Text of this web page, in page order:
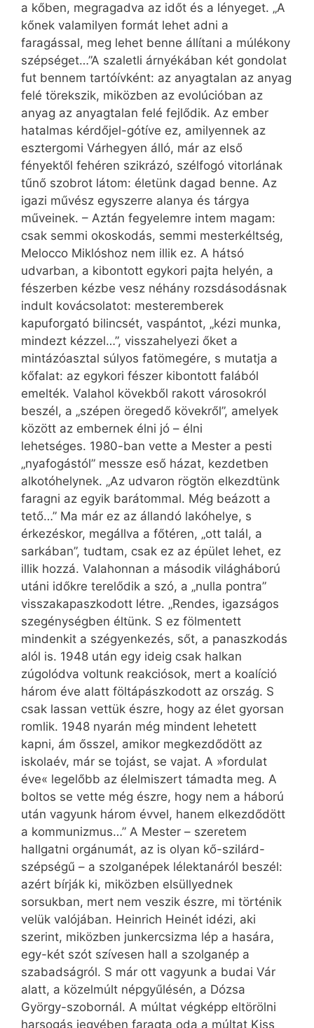
a kőben, megragadva az időt és a lényeget. „A
kőnek valamilyen formát lehet adni a
faragással, meg lehet benne állítani a múlékony
szépséget…”A szaletli árnyékában két gondolat
fut bennem tartóívként: az anyagtalan az anyag
felé törekszik, miközben az evolúcióban az
anyag az anyagtalan felé fejlődik. Az ember
hatalmas kérdőjel-gótíve ez, amilyennek az
esztergomi Várhegyen álló, már az első
fényektől fehéren szikrázó, szélfogó vitorlának
tűnő szobrot látom: életünk dagad benne. Az
igazi művész egyszerre alanya és tárgya
műveinek. – Aztán fegyelemre intem magam:
csak semmi okoskodás, semmi mesterkéltség,
Melocco Miklóshoz nem illik ez. A hátsó
udvarban, a kibontott egykori pajta helyén, a
fészerben kézbe vesz néhány rozsdásodásnak
indult kovácsolatot: mesteremberek
kapuforgató bilincsét, vaspántot, „kézi munka,
mindezt kézzel…”, visszahelyezi őket a
mintázóasztal súlyos fatömegére, s mutatja a
kőfalat: az egykori fészer kibontott falából
emelték. Valahol kövekből rakott városokról
beszél, a „szépen öregedő kövekről”, amelyek
között az embernek élni jó – élni
lehetséges. 1980-ban vette a Mester a pesti
„nyafogástól” messze eső házat, kezdetben
alkotóhelynek. „Az udvaron rögtön elkezdtünk
faragni az egyik barátommal. Még beázott a
tető…” Ma már ez az állandó lakóhelye, s
érkezéskor, megállva a főtéren, „ott talál, a
sarkában”, tudtam, csak ez az épület lehet, ez
illik hozzá. Valahonnan a második világháború
utáni időkre terelődik a szó, a „nulla pontra”
visszakapaszkodott létre. „Rendes, igazságos
szegénységben éltünk. S ez fölmentett
mindenkit a szégyenkezés, sőt, a panaszkodás
alól is. 1948 után egy ideig csak halkan
zúgolódva voltunk reakciósok, mert a koalíció
három éve alatt föltápászkodott az ország. S
csak lassan vettük észre, hogy az élet gyorsan
romlik. 1948 nyarán még mindent lehetett
kapni, ám ősszel, amikor megkezdődött az
iskolaév, már se tojást, se vajat. A »fordulat
éve« legelőbb az élelmiszert támadta meg. A
boltos se vette még észre, hogy nem a háború
után vagyunk három évvel, hanem elkezdődött
a kommunizmus…” A Mester – szeretem
hallgatni orgánumát, az is olyan kő-szilárd-
szépségű – a szolganépek lélektanáról beszél:
azért bírják ki, miközben elsüllyednek
sorsukban, mert nem veszik észre, mi történik
velük valójában. Heinrich Heinét idézi, aki
szerint, miközben junkercsizma lép a hasára,
egy-két szót szívesen hall a szolganép a
szabadságról. S már ott vagyunk a budai Vár
alatt, a közelmúlt népgyűlésén, a Dózsa
György-szobornál. A múltat végképp eltörölni
harsogás jegyében faragta oda a múltat Kiss